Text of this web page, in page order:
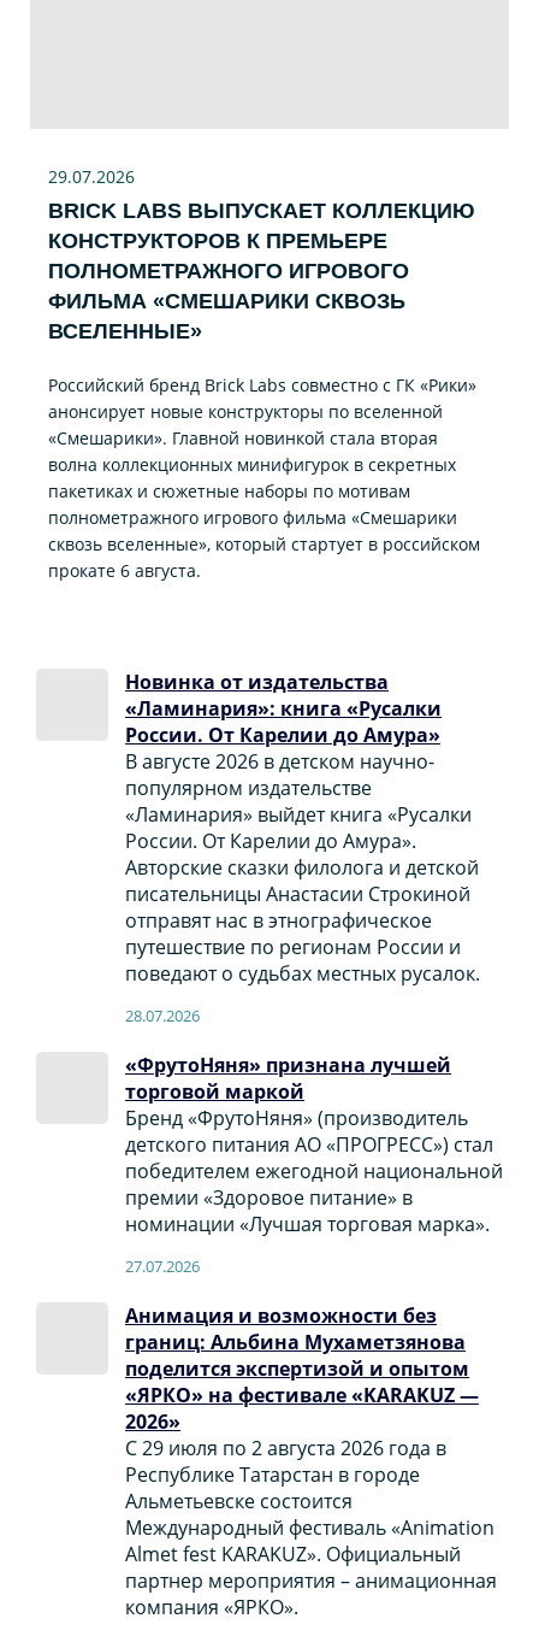
29.07.2026
BRICK LABS ВЫПУСКАЕТ КОЛЛЕКЦИЮ
КОНСТРУКТОРОВ К ПРЕМЬЕРЕ
ПОЛНОМЕТРАЖНОГО ИГРОВОГО
ФИЛЬМА «CМЕШАРИКИ СКВОЗЬ
ВСЕЛЕННЫЕ»
Российский бренд Brick Labs совместно с ГК «Рики»
анонсирует новые конструкторы по вселенной
«Смешарики». Главной новинкой стала вторая
волна коллекционных минифигурок в секретных
пакетиках и сюжетные наборы по мотивам
полнометражного игрового фильма «Смешарики
сквозь вселенные», который стартует в российском
прокате 6 августа.
Новинка от издательства
«Ламинария»: книга «Русалки
России. От Карелии до Амура»
В августе 2026 в детском научно-
популярном издательстве
«Ламинария» выйдет книга «Русалки
России. От Карелии до Амура».
Авторские сказки филолога и детской
писательницы Анастасии Строкиной
отправят нас в этнографическое
путешествие по регионам России и
поведают о судьбах местных русалок.
28.07.2026
«ФрутоНяня» признана лучшей
торговой маркой
Бренд «ФрутоНяня» (производитель
детского питания АО «ПРОГРЕСС») стал
победителем ежегодной национальной
премии «Здоровое питание» в
номинации «Лучшая торговая марка».
27.07.2026
Анимация и возможности без
границ: Альбина Мухаметзянова
поделится экспертизой и опытом
«ЯРКО» на фестивале «KARAKUZ —
2026»
С 29 июля по 2 августа 2026 года в
Республике Татарстан в городе
Альметьевске состоится
Международный фестиваль «Animation
Almet fest KARAKUZ». Официальный
партнер мероприятия – анимационная
компания «ЯРКО».